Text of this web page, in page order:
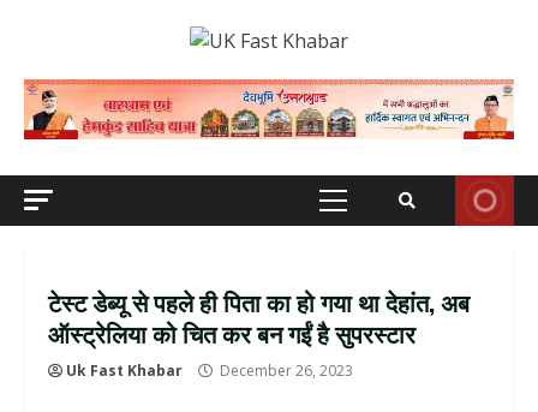
Primary
टेस्ट डेब्यू से पहले ही पिता का हो गया था देहांत, अब
ऑस्ट्रेलिया को चित कर बन गईं है सुपरस्टार
Uk Fast Khabar December 26, 2023